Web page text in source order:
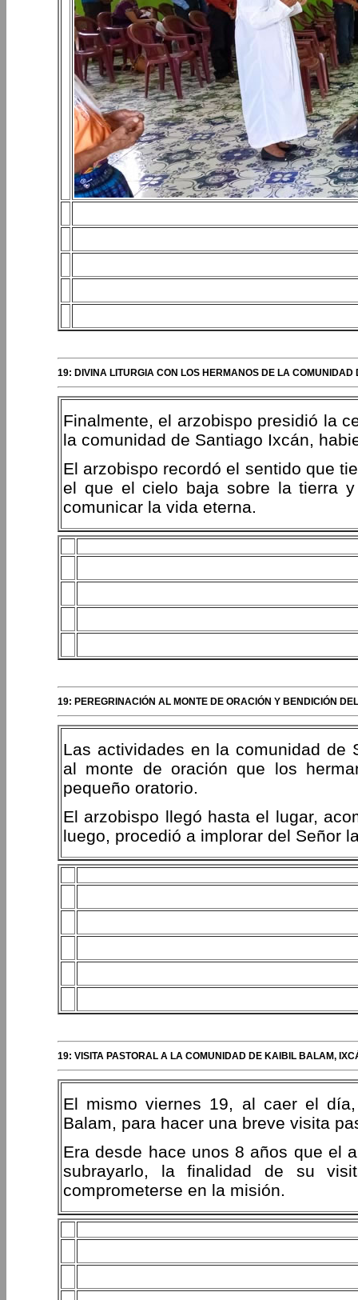
19: DIVINA LITURGIA CON LOS HERMANOS DE LA COMUNIDAD
Finalmente, el arzobispo presidió la
la comunidad de Santiago Ixcán,
El arzobispo recordó el sentido que
el que el cielo baja sobre la tierra
comunicar la vida eterna.
19: PEREGRINACIÓN AL MONTE DE ORACIÓN Y BENDICIÓN
Las actividades en la comunidad de
al monte de oración que los
pequeño oratorio.
El arzobispo llegó hasta el lugar,
luego, procedió a implorar del Señor
19: VISITA PASTORAL A LA COMUNIDAD DE KAIBIL BALAM,
El mismo viernes 19, al caer el
Balam, para hacer una breve visita
Era desde hace unos 8 años que el
subrayarlo, la finalidad de su
comprometerse en la misión.